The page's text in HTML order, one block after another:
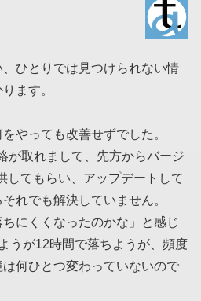
ひとりでは見つけられない情
ます。
やっても改善せずでした。
が取れまして、先方からバージ
してもらい、アップデートして
れでも解決していません。
にくくなったのかな」と感じ
うが12時間で落ちようが、頻度
何ひとつ変わっていないので